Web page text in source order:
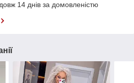
14 днів за домовленістю